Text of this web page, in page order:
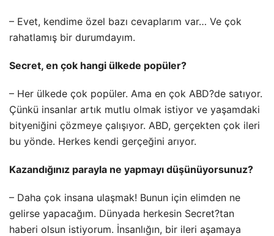
– Evet, kendime özel bazı cevaplarım var… Ve çok
rahatlamış bir durumdayım.
Secret, en çok hangi ülkede popüler?
– Her ülkede çok popüler. Ama en çok ABD?de satıyor.
Çünkü insanlar artık mutlu olmak istiyor ve yaşamdaki
bityeniğini çözmeye çalışıyor. ABD, gerçekten çok ileri
bu yönde. Herkes kendi gerçeğini arıyor.
Kazandığınız parayla ne yapmayı düşünüyorsunuz?
– Daha çok insana ulaşmak! Bunun için elimden ne
gelirse yapacağım. Dünyada herkesin Secret?tan
haberi olsun istiyorum. İnsanlığın, bir ileri aşamaya